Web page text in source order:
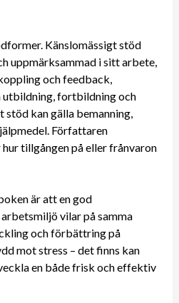
Känslomässigt stöd
uppmärksammad i sitt arbete,
och feedback,
fortbildning och
kan gälla bemanning,
Författaren
tillgången på eller frånvaron
är att en god
vilar på samma
och förbättring på
mot stress – det finns kan
en både frisk och effektiv